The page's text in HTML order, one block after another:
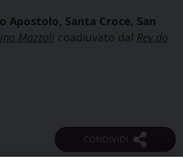
Apostolo, Santa Croce, San
Mazzoli coadiuvato dal Rev.do